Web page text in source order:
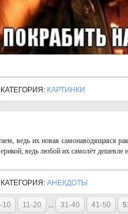
КАРТИНКИ
ведь их новая самонаводящаяся
ведь любой их самолёт дешевле
АНЕКДОТЫ
10 11-20 ... 31-40 41-50